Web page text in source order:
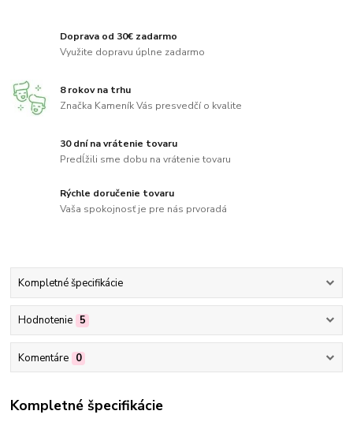
Doprava od 30€ zadarmo
Využite dopravu úplne zadarmo
8 rokov na trhu
Značka Kameník Vás presvedčí o kvalite
30 dní na vrátenie tovaru
Predĺžili sme dobu na vrátenie tovaru
Rýchle doručenie tovaru
Vaša spokojnosť je pre nás prvoradá
Kompletné špecifikácie
Hodnotenie 5
Komentáre 0
Kompletné špecifikácie